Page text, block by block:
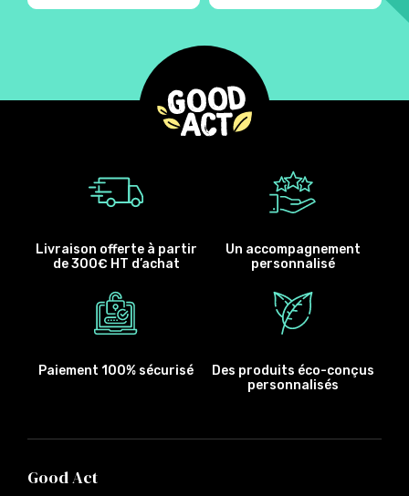
Livraison offerte à partir
de 300€ HT d’achat
Un accompagnement
personnalisé
Paiement 100% sécurisé
Des produits éco-conçus
personnalisés
Good Act